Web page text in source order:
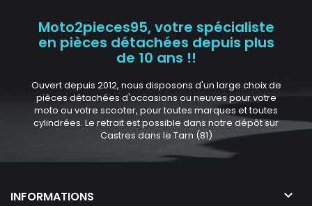
Moto2pieces95, votre spécialiste
en pièces détachées depuis plus
de 10 ans !!
Ouvert depuis 2012, nous disposons d'un large choix de
pièces détachées d'occasions ou neuves pour votre
moto ou votre scooter, pour toutes marques et toutes
cylindrées. Le retrait est possible dans notre dépôt sur
Castres dans le Tarn (81)
INFORMATIONS 